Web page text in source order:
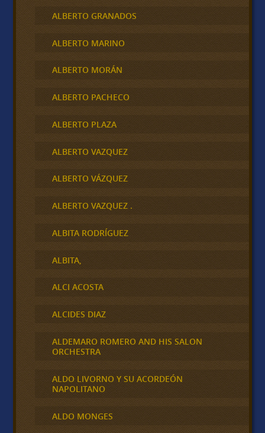
ALBERTO GRANADOS
ALBERTO MARINO
ALBERTO MORÁN
ALBERTO PACHECO
ALBERTO PLAZA
ALBERTO VAZQUEZ
ALBERTO VÁZQUEZ
ALBERTO VAZQUEZ .
ALBITA RODRÍGUEZ
ALBITA,
ALCI ACOSTA
ALCIDES DIAZ
ALDEMARO ROMERO AND HIS SALON
ORCHESTRA
ALDO LIVORNO Y SU ACORDEÓN
NAPOLITANO
ALDO MONGES